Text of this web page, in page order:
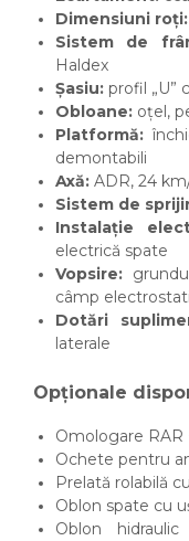
Dimensiuni roți:
Sistem de
Haldex
Șasiu: profil „U”
Obloane: oțel,
Platformă:
demontabili
Axă: ADR, 24
Sistem de
Instalație
electrică spate
Vopsire:
câmp
Dotări
laterale
Opționale
Omologare RAR
Ochete pentru
Prelată rolabilă
Oblon spate cu
Oblon